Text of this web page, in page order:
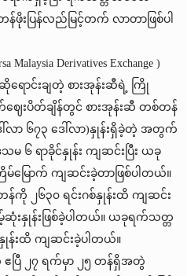
န်ဖိုးပြန်လည်မြင့်တက် လာတာဖြစ်ပါ
Derivatives Exchange )
ောင်းချတဲ့ စားအုန်းဆီရဲ့ ကြို
ဈေးပိတ်ချိန်တွင် စားအုန်းဆီ တစ်တန်
လာ ၆၇၃ ဒေါ်လာ)နှုန်းရှိခဲ့တဲ့ အတွက်
၆ ရာခိုင်နှုန်း ကျဆင်းပြီး ယခု
ောက် ကျဆင်းခဲ့တာဖြစ်ပါတယ်။
ကို ၂၆၃၀ ရင်းဂစ်နှုန်းထိ ကျဆင်း
ဆုံးနှုန်းဖြစ်ခဲ့ပါတယ်။ ယခုရက်သတ္တ
းထိ ကျဆင်းခဲ့ပါတယ်။
ဧပြီ ၂၇ ရက်မှာ ၂၅ တန်ရှိအတွဲ